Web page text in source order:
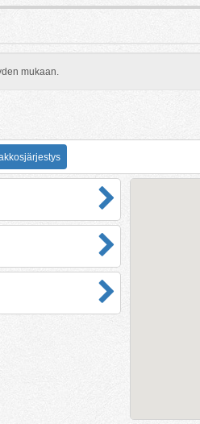
mukaan.